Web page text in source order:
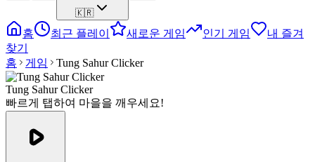
🇰🇷
홈 최근 플레이 새로운 게임 인기 게임
내 즐겨
찾기
홈
게임 Tung Sahur Clicker
Tung Sahur Clicker
빠르게 탭하여 마을을 깨우세요!